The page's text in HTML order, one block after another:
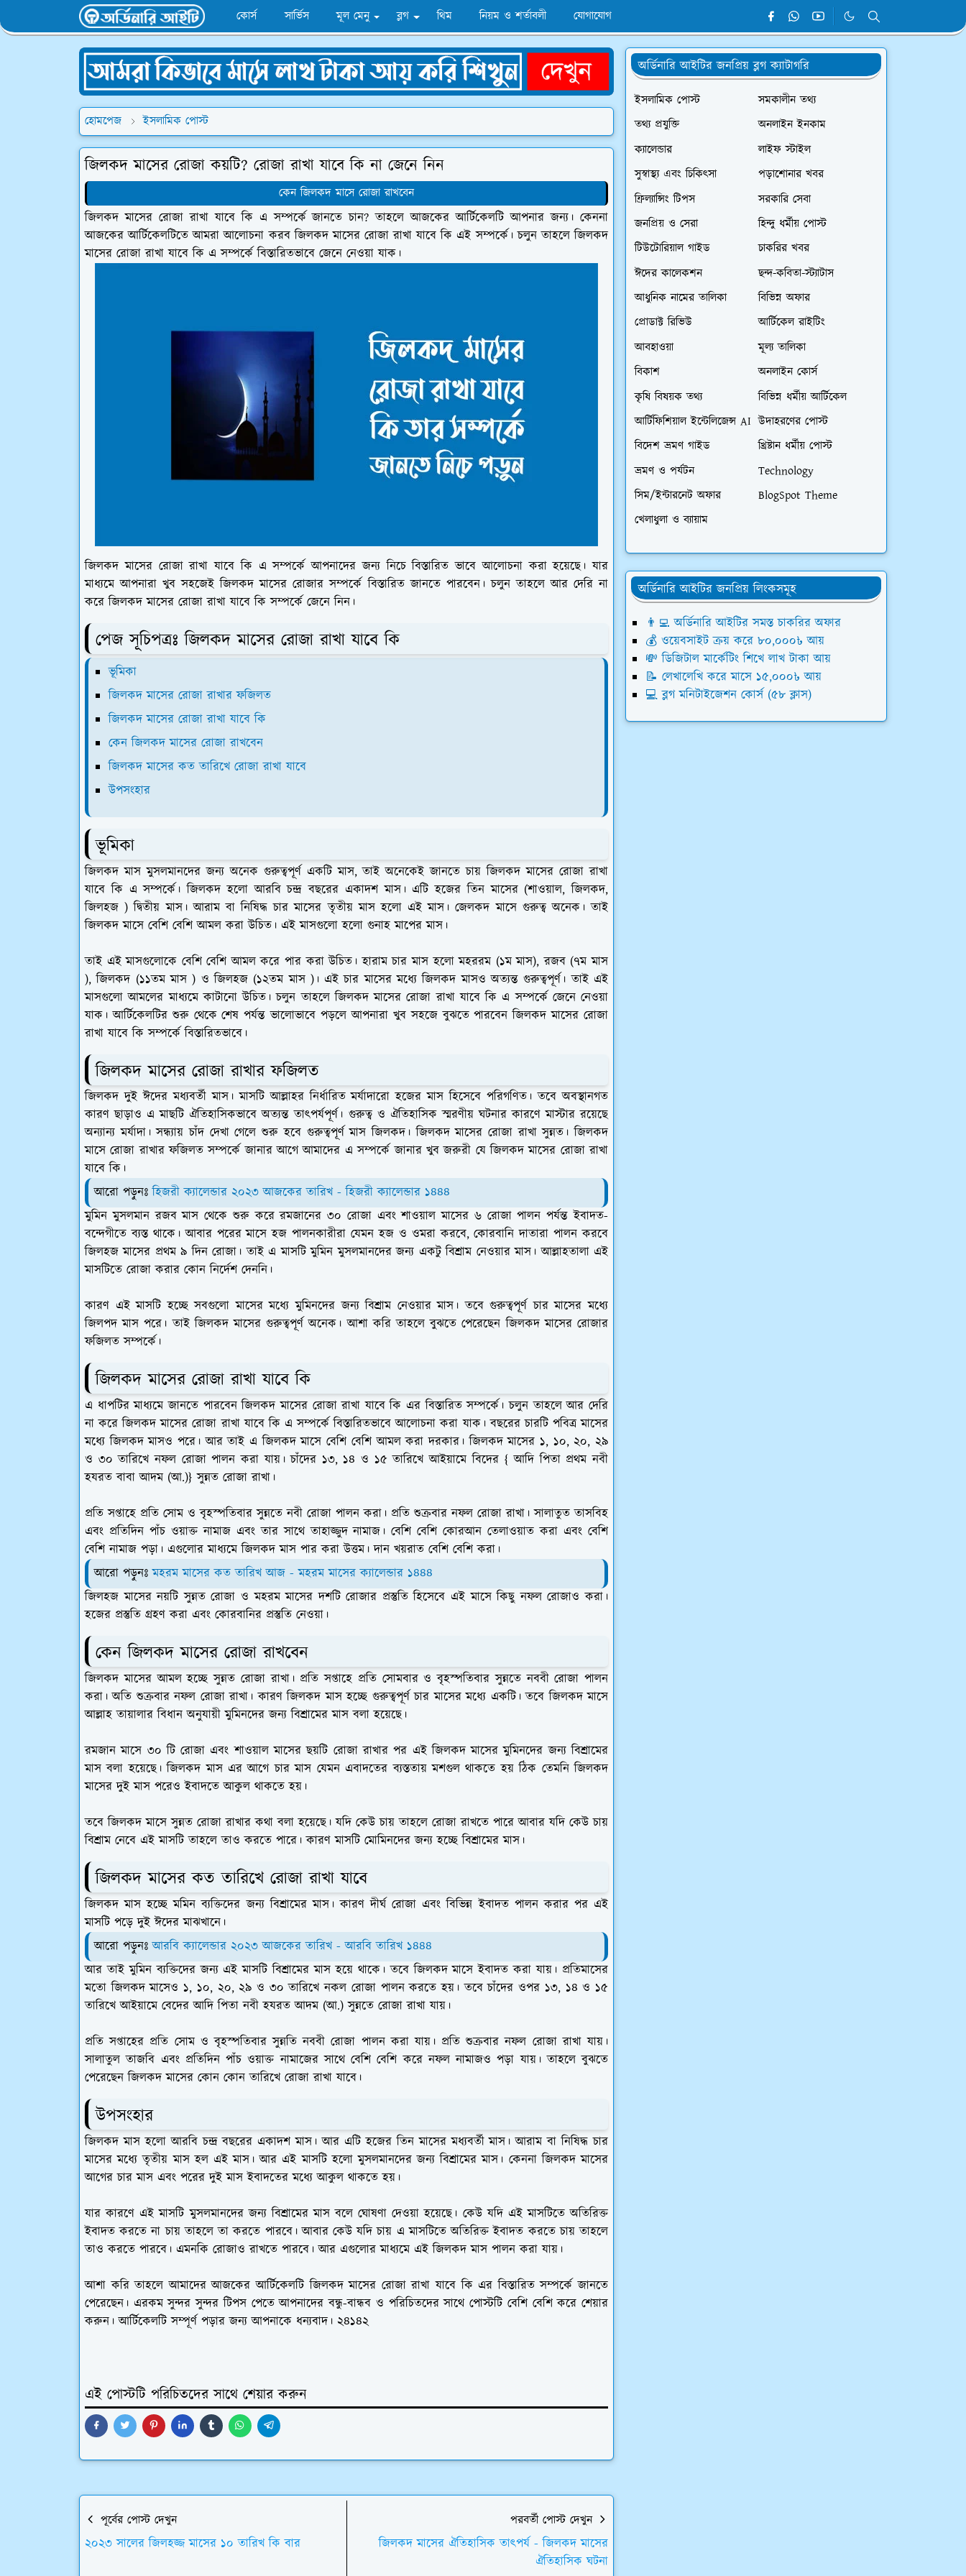
কোর্স সার্ভিস মূল মেনু ব্লগ থিম নিয়ম ও শর্তাবলী যোগাযোগ
হোমপেজ ইসলামিক পোস্ট
জিলকদ মাসের রোজা কয়টি? রোজা রাখা যাবে কি না জেনে নিন
কেন জিলকদ মাসে রোজা রাখবেন
জিলকদ মাসের রোজা রাখা যাবে কি এ সম্পর্কে জানতে চান? তাহলে আজকের আর্টিকেলটি আপনার জন্য। কেননা
আজকের আর্টিকেলটিতে আমরা আলোচনা করব জিলকদ মাসের রোজা রাখা যাবে কি এই সম্পর্কে। চলুন তাহলে জিলকদ
মাসের রোজা রাখা যাবে কি এ সম্পর্কে বিস্তারিতভাবে জেনে নেওয়া যাক।
জিলকদ মাসের রোজা রাখা যাবে কি এ সম্পর্কে আপনাদের জন্য নিচে বিস্তারিত ভাবে আলোচনা করা হয়েছে। যার
মাধ্যমে আপনারা খুব সহজেই জিলকদ মাসের রোজার সম্পর্কে বিস্তারিত জানতে পারবেন। চলুন তাহলে আর দেরি না
করে জিলকদ মাসের রোজা রাখা যাবে কি সম্পর্কে জেনে নিন।
পেজ সূচিপত্রঃ জিলকদ মাসের রোজা রাখা যাবে কি
ভূমিকা
জিলকদ মাসের রোজা রাখার ফজিলত
জিলকদ মাসের রোজা রাখা যাবে কি
কেন জিলকদ মাসের রোজা রাখবেন
জিলকদ মাসের কত তারিখে রোজা রাখা যাবে
উপসংহার
ভূমিকা
জিলকদ মাস মুসলমানদের জন্য অনেক গুরুত্বপূর্ণ একটি মাস, তাই অনেকেই জানতে চায় জিলকদ মাসের রোজা রাখা
যাবে কি এ সম্পর্কে। জিলকদ হলো আরবি চন্দ্র বছরের একাদশ মাস। এটি হজের তিন মাসের (শাওয়াল, জিলকদ,
জিলহজ ) দ্বিতীয় মাস। আরাম বা নিষিদ্ধ চার মাসের তৃতীয় মাস হলো এই মাস। জেলকদ মাসে গুরুত্ব অনেক। তাই
জিলকদ মাসে বেশি বেশি আমল করা উচিত। এই মাসগুলো হলো গুনাহ মাপের মাস।
তাই এই মাসগুলোকে বেশি বেশি আমল করে পার করা উচিত। হারাম চার মাস হলো মহররম (১ম মাস), রজব (৭ম মাস
), জিলকদ (১১তম মাস ) ও জিলহজ (১২তম মাস )। এই চার মাসের মধ্যে জিলকদ মাসও অত্যন্ত গুরুত্বপূর্ণ। তাই এই
মাসগুলো আমলের মাধ্যমে কাটানো উচিত। চলুন তাহলে জিলকদ মাসের রোজা রাখা যাবে কি এ সম্পর্কে জেনে নেওয়া
যাক। আর্টিকেলটির শুরু থেকে শেষ পর্যন্ত ভালোভাবে পড়লে আপনারা খুব সহজে বুঝতে পারবেন জিলকদ মাসের রোজা
রাখা যাবে কি সম্পর্কে বিস্তারিতভাবে।
জিলকদ মাসের রোজা রাখার ফজিলত
জিলকদ দুই ঈদের মধ্যবর্তী মাস। মাসটি আল্লাহর নির্ধারিত মর্যাদারো হজের মাস হিসেবে পরিগণিত। তবে অবস্থানগত
কারণ ছাড়াও এ মাছটি ঐতিহাসিকভাবে অত্যন্ত তাৎপর্যপূর্ণ। গুরুত্ব ও ঐতিহাসিক স্মরণীয় ঘটনার কারণে মাস্টার রয়েছে
অন্যান্য মর্যাদা। সন্ধ্যায় চাঁদ দেখা গেলে শুরু হবে গুরুত্বপূর্ণ মাস জিলকদ। জিলকদ মাসের রোজা রাখা সুন্নত। জিলকদ
মাসে রোজা রাখার ফজিলত সম্পর্কে জানার আগে আমাদের এ সম্পর্কে জানার খুব জরুরী যে জিলকদ মাসের রোজা রাখা
যাবে কি।
আরো পড়ুনঃহিজরী ক্যালেন্ডার ২০২৩ আজকের তারিখ - হিজরী ক্যালেন্ডার ১৪৪৪
মুমিন মুসলমান রজব মাস থেকে শুরু করে রমজানের ৩০ রোজা এবং শাওয়াল মাসের ৬ রোজা পালন পর্যন্ত ইবাদত-
বন্দেগীতে ব্যস্ত থাকে। আবার পরের মাসে হজ পালনকারীরা যেমন হজ ও ওমরা করবে, কোরবানি দাতারা পালন করবে
জিলহজ মাসের প্রথম ৯ দিন রোজা। তাই এ মাসটি মুমিন মুসলমানদের জন্য একটু বিশ্রাম নেওয়ার মাস। আল্লাহতালা এই
মাসটিতে রোজা করার কোন নির্দেশ দেননি।
কারণ এই মাসটি হচ্ছে সবগুলো মাসের মধ্যে মুমিনদের জন্য বিশ্রাম নেওয়ার মাস। তবে গুরুত্বপূর্ণ চার মাসের মধ্যে
জিলপদ মাস পরে। তাই জিলকদ মাসের গুরুত্বপূর্ণ অনেক। আশা করি তাহলে বুঝতে পেরেছেন জিলকদ মাসের রোজার
ফজিলত সম্পর্কে।
জিলকদ মাসের রোজা রাখা যাবে কি
এ ধাপটির মাধ্যমে জানতে পারবেন জিলকদ মাসের রোজা রাখা যাবে কি এর বিস্তারিত সম্পর্কে। চলুন তাহলে আর দেরি
না করে জিলকদ মাসের রোজা রাখা যাবে কি এ সম্পর্কে বিস্তারিতভাবে আলোচনা করা যাক। বছরের চারটি পবিত্র মাসের
মধ্যে জিলকদ মাসও পরে। আর তাই এ জিলকদ মাসে বেশি বেশি আমল করা দরকার। জিলকদ মাসের ১, ১০, ২০, ২৯
ও ৩০ তারিখে নফল রোজা পালন করা যায়। চাঁদের ১৩, ১৪ ও ১৫ তারিখে আইয়ামে বিদের { আদি পিতা প্রথম নবী
হযরত বাবা আদম (আ.)} সুন্নত রোজা রাখা।
প্রতি সপ্তাহে প্রতি সোম ও বৃহস্পতিবার সুন্নতে নবী রোজা পালন করা। প্রতি শুক্রবার নফল রোজা রাখা। সালাতুত তাসবিহ
এবং প্রতিদিন পাঁচ ওয়াক্ত নামাজ এবং তার সাথে তাহাজ্জুদ নামাজ। বেশি বেশি কোরআন তেলাওয়াত করা এবং বেশি
বেশি নামাজ পড়া। এগুলোর মাধ্যমে জিলকদ মাস পার করা উত্তম। দান খয়রাত বেশি বেশি করা।
আরো পড়ুনঃমহরম মাসের কত তারিখ আজ - মহরম মাসের ক্যালেন্ডার ১৪৪৪
জিলহজ মাসের নয়টি সুন্নত রোজা ও মহরম মাসের দশটি রোজার প্রস্তুতি হিসেবে এই মাসে কিছু নফল রোজাও করা।
হজের প্রস্তুতি গ্রহণ করা এবং কোরবানির প্রস্তুতি নেওয়া।
কেন জিলকদ মাসের রোজা রাখবেন
জিলকদ মাসের আমল হচ্ছে সুন্নত রোজা রাখা। প্রতি সপ্তাহে প্রতি সোমবার ও বৃহস্পতিবার সুন্নতে নববী রোজা পালন
করা। অতি শুক্রবার নফল রোজা রাখা। কারণ জিলকদ মাস হচ্ছে গুরুত্বপূর্ণ চার মাসের মধ্যে একটি। তবে জিলকদ মাসে
আল্লাহ তায়ালার বিধান অনুযায়ী মুমিনদের জন্য বিশ্রামের মাস বলা হয়েছে।
রমজান মাসে ৩০ টি রোজা এবং শাওয়াল মাসের ছয়টি রোজা রাখার পর এই জিলকদ মাসের মুমিনদের জন্য বিশ্রামের
মাস বলা হয়েছে। জিলকদ মাস এর আগে চার মাস যেমন এবাদতের ব্যস্ততায় মশগুল থাকতে হয় ঠিক তেমনি জিলকদ
মাসের দুই মাস পরেও ইবাদতে আকুল থাকতে হয়।
তবে জিলকদ মাসে সুন্নত রোজা রাখার কথা বলা হয়েছে। যদি কেউ চায় তাহলে রোজা রাখতে পারে আবার যদি কেউ চায়
বিশ্রাম নেবে এই মাসটি তাহলে তাও করতে পারে। কারণ মাসটি মোমিনদের জন্য হচ্ছে বিশ্রামের মাস।
জিলকদ মাসের কত তারিখে রোজা রাখা যাবে
জিলকদ মাস হচ্ছে মমিন ব্যক্তিদের জন্য বিশ্রামের মাস। কারণ দীর্ঘ রোজা এবং বিভিন্ন ইবাদত পালন করার পর এই
মাসটি পড়ে দুই ঈদের মাঝখানে।
আরো পড়ুনঃআরবি ক্যালেন্ডার ২০২৩ আজকের তারিখ - আরবি তারিখ ১৪৪৪
আর তাই মুমিন ব্যক্তিদের জন্য এই মাসটি বিশ্রামের মাস হয়ে থাকে। তবে জিলকদ মাসে ইবাদত করা যায়। প্রতিমাসের
মতো জিলকদ মাসেও ১, ১০, ২০, ২৯ ও ৩০ তারিখে নকল রোজা পালন করতে হয়। তবে চাঁদের ওপর ১৩, ১৪ ও ১৫
তারিখে আইয়ামে বেদের আদি পিতা নবী হযরত আদম (আ.) সুন্নতে রোজা রাখা যায়।
প্রতি সপ্তাহের প্রতি সোম ও বৃহস্পতিবার সুন্নতি নববী রোজা পালন করা যায়। প্রতি শুক্রবার নফল রোজা রাখা যায়।
সালাতুল তাজবি এবং প্রতিদিন পাঁচ ওয়াক্ত নামাজের সাথে বেশি বেশি করে নফল নামাজও পড়া যায়। তাহলে বুঝতে
পেরেছেন জিলকদ মাসের কোন কোন তারিখে রোজা রাখা যাবে।
উপসংহার
জিলকদ মাস হলো আরবি চন্দ্র বছরের একাদশ মাস। আর এটি হজের তিন মাসের মধ্যবর্তী মাস। আরাম বা নিষিদ্ধ চার
মাসের মধ্যে তৃতীয় মাস হল এই মাস। আর এই মাসটি হলো মুসলমানদের জন্য বিশ্রামের মাস। কেননা জিলকদ মাসের
আগের চার মাস এবং পরের দুই মাস ইবাদতের মধ্যে আকুল থাকতে হয়।
যার কারণে এই মাসটি মুসলমানদের জন্য বিশ্রামের মাস বলে ঘোষণা দেওয়া হয়েছে। কেউ যদি এই মাসটিতে অতিরিক্ত
ইবাদত করতে না চায় তাহলে তা করতে পারবে। আবার কেউ যদি চায় এ মাসটিতে অতিরিক্ত ইবাদত করতে চায় তাহলে
তাও করতে পারবে। এমনকি রোজাও রাখতে পারবে। আর এগুলোর মাধ্যমে এই জিলকদ মাস পালন করা যায়।
আশা করি তাহলে আমাদের আজকের আর্টিকেলটি জিলকদ মাসের রোজা রাখা যাবে কি এর বিস্তারিত সম্পর্কে জানতে
পেরেছেন। এরকম সুন্দর সুন্দর টিপস পেতে আপনাদের বন্ধু-বান্ধব ও পরিচিতদের সাথে পোস্টটি বেশি বেশি করে শেয়ার
করুন। আর্টিকেলটি সম্পূর্ণ পড়ার জন্য আপনাকে ধন্যবাদ। ২৪১৪২
এই পোস্টটি পরিচিতদের সাথে শেয়ার করুন
পূর্বের পোস্ট দেখুন
২০২৩ সালের জিলহজ্জ মাসের ১০ তারিখ কি বার
পরবর্তী পোস্ট দেখুন
জিলকদ মাসের ঐতিহাসিক তাৎপর্য - জিলকদ মাসের
ঐতিহাসিক ঘটনা
অর্ডিনারি আইটির জনপ্রিয় ব্লগ ক্যাটাগরি
ইসলামিক পোস্ট
সমকালীন তথ্য
তথ্য প্রযুক্তি
অনলাইন ইনকাম
ক্যালেন্ডার
লাইফ স্টাইল
সুস্বাস্থ্য এবং চিকিৎসা
পড়াশোনার খবর
ফ্রিল্যান্সিং টিপস
সরকারি সেবা
জনপ্রিয় ও সেরা
হিন্দু ধর্মীয় পোস্ট
টিউটোরিয়াল গাইড
চাকরির খবর
ঈদের কালেকশন
ছন্দ-কবিতা-স্ট্যাটাস
আধুনিক নামের তালিকা
বিভিন্ন অফার
প্রোডাক্ট রিভিউ
আর্টিকেল রাইটিং
আবহাওয়া
মূল্য তালিকা
বিকাশ
অনলাইন কোর্স
কৃষি বিষয়ক তথ্য
বিভিন্ন ধর্মীয় আর্টিকেল
আর্টিফিশিয়াল ইন্টেলিজেন্স AI উদাহরণের পোস্ট
বিদেশ ভ্রমণ গাইড
খ্রিষ্টান ধর্মীয় পোস্ট
ভ্রমণ ও পর্যটন
Technology
সিম/ইন্টারনেট অফার
BlogSpot Theme
খেলাধুলা ও ব্যায়াম
অর্ডিনারি আইটির জনপ্রিয় লিংকসমূহ
👨‍💻 অর্ডিনারি আইটির সমস্ত চাকরির অফার
💰 ওয়েবসাইট ক্রয় করে ৮০,০০০৳ আয়
💸 ডিজিটাল মার্কেটিং শিখে লাখ টাকা আয়
📝 লেখালেখি করে মাসে ১৫,০০০৳ আয়
💻 ব্লগ মনিটাইজেশন কোর্স (৫৮ ক্লাস)